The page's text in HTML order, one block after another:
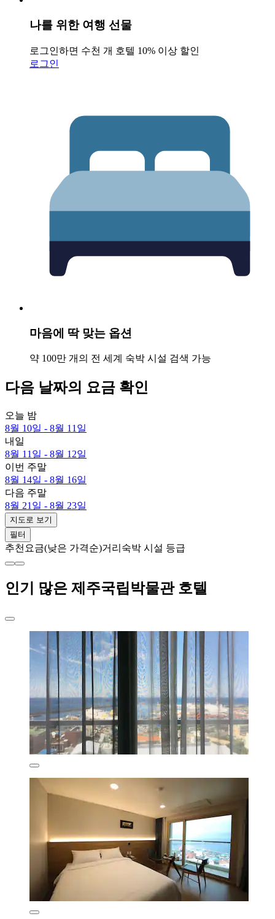
나를 위한 여행 선물
로그인하면 수천 개 호텔 10% 이상 할인
로그인
마음에 딱 맞는 옵션
약 100만 개의 전 세계 숙박 시설 검색 가능
다음 날짜의 요금 확인
오늘 밤
8월 10일 - 8월 11일
내일
8월 11일 - 8월 12일
이번 주말
8월 14일 - 8월 16일
다음 주말
8월 21일 - 8월 23일
지도로 보기
필터
추천 요금(낮은 가격순)거리 숙박 시설 등급
인기 많은 제주국립박물관 호텔